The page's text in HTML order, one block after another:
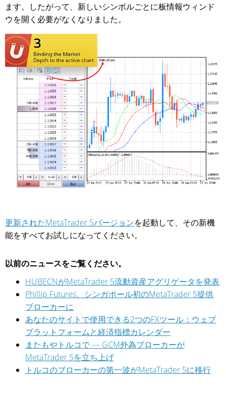
ます。したがって、新しいシンボルごとに板情報ウィンド
ウを開く必要がなくなりました。
更新されたMetaTrader 5バージョンを起動して、その新機
能をすべてお試しになってください。
以前のニュースをご覧ください。
HUBECNがMetaTrader 5流動資産アグリゲータを発表
Phillip Futures、シンガポール初のMetaTrader 5提供
ブローカーに
あなたのサイトで使用できる2つのFXツール：ウェブ
プラットフォームと経済指標カレンダー
またもやトルコで — GCM外為ブローカーが
MetaTrader 5を立ち上げ
トルコのブローカーの第一波がMetaTrader 5に移行